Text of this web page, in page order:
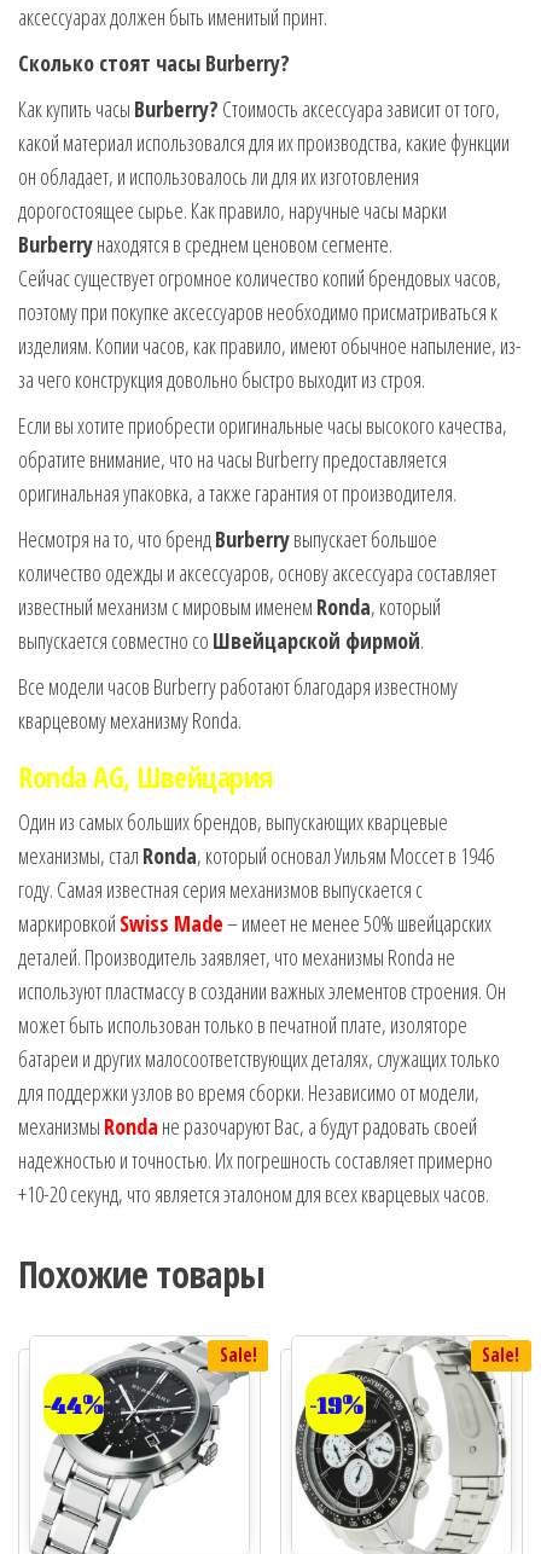
аксессуарах должен быть именитый принт.
Сколько стоят часы Burberry?
Как купить часы Burberry? Стоимость аксессуара зависит от того,
какой материал использовался для их производства, какие функции
он обладает, и использовалось ли для их изготовления
дорогостоящее сырье. Как правило, наручные часы марки
Burberryнаходятся в среднем ценовом сегменте.
Сейчас существует огромное количество копий брендовых часов,
поэтому при покупке аксессуаров необходимо присматриваться к
изделиям. Копии часов, как правило, имеют обычное напыление, из-
за чего конструкция довольно быстро выходит из строя.
Если вы хотите приобрести оригинальные часы высокого качества,
обратите внимание, что на часы Burberry предоставляется
оригинальная упаковка, а также гарантия от производителя.
Несмотря на то, что бренд Burberryвыпускает большое
количество одежды и аксессуаров, основу аксессуара составляет
известный механизм с мировым именем Ronda, который
выпускается совместно со Швейцарской фирмой.
Все модели часов Burberry работают благодаря известному
кварцевому механизму Ronda.
Ronda AG, Швейцария
Один из самых больших брендов, выпускающих кварцевые
механизмы, стал Ronda, который основал Уильям Моссет в 1946
году. Самая известная серия механизмов выпускается с
маркировкой Swiss Made– имеет не менее 50% швейцарских
деталей. Производитель заявляет, что механизмы Ronda не
используют пластмассу в создании важных элементов строения. Он
может быть использован только в печатной плате, изоляторе
батареи и других малосоответствующих деталях, служащих только
для поддержки узлов во время сборки. Независимо от модели,
механизмы Ronda не разочаруют Вас, а будут радовать своей
надежностью и точностью. Их погрешность составляет примерно
+10-20 секунд, что является эталоном для всех кварцевых часов.
Похожие товары
Sale!
-44%
Sale!
-19%